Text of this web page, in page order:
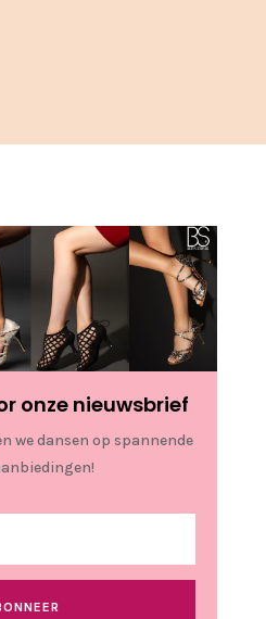
onze nieuwsbrief
we dansen op spannende